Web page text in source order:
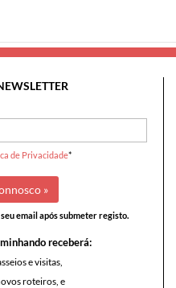
de Privacidade*
email após submeter registo.
receberá:
e visitas,
roteiros, e